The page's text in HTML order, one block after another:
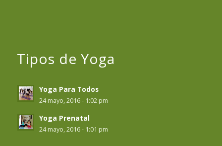
Tipos de Yoga
Yoga Para Todos
24 mayo, 2016 - 1:02 pm
Yoga Prenatal
24 mayo, 2016 - 1:01 pm